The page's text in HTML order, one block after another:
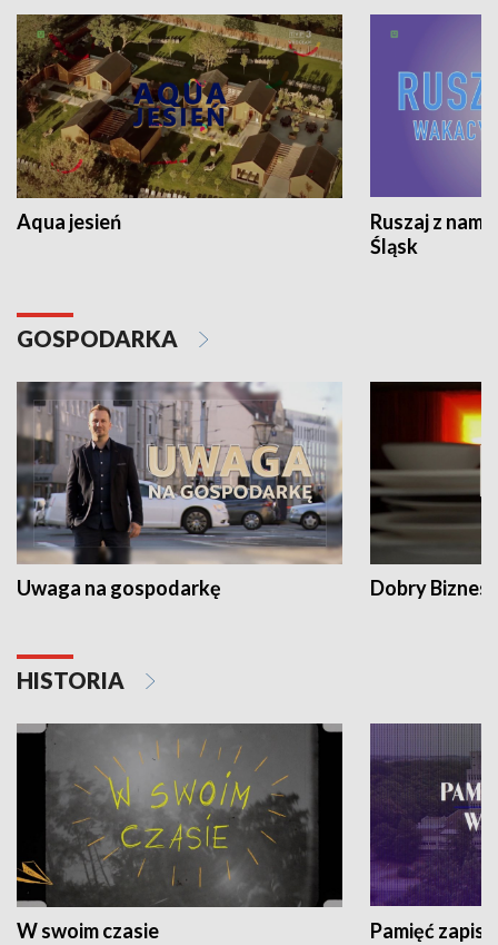
Aqua jesień
Ruszaj z
Śląsk
GOSPODARKA
Uwaga na gospodarkę Dobry Biznes
HISTORIA
W swoim czasie Pamięć